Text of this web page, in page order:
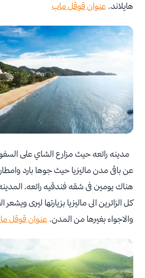
هايلاند. عنوان قوقل ماب
مدينه رائعه حيث مزارع الشاي على
عن باقى مدن ماليزيا حيث جوها بارد
هناك يومين فى شقه فندقيه رائعه،
كل الزائرين الى ماليزيا بزيارتها ليرى ويشعر
والاجواء بغيرها من المدن. عنوان قوقل